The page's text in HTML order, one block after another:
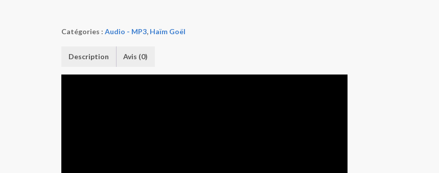
Catégories : Audio - MP3, Haïm Goël
Description Avis (0)